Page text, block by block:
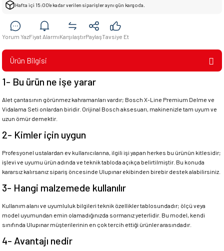
Hafta içi 15:00’e kadar verilen siparişler aynı gün kargoda.
Yorum YazFiyat AlarmıKarşılaştırPaylaşTavsiye Et
Ürün Bilgisi
1- Bu ürün ne işe yarar
Alet çantasının görünmez kahramanları vardır; Bosch X-Line Premium Delme ve
Vidalama Seti onlardan biridir. Orijinal Bosch aksesuarı, makinenizle tam uyum ve
uzun ömür demektir.
2- Kimler için uygun
Profesyonel ustalardan ev kullanıcılarına, ilgili işi yapan herkes bu ürünün kitlesidir;
işlevi ve uyumu ürün adında ve teknik tabloda açıkça belirtilmiştir. Bu konuda
kararsız kalırsanız sipariş öncesinde Ulupınar ekibinden birebir destek alabilirsiniz.
3- Hangi malzemede kullanılır
Kullanım alanı ve uyumluluk bilgileri teknik özellikler tablosundadır; ölçü veya
model uyumundan emin olamadığınızda sormanız yeterlidir. Bu model, kendi
sınıfında Ulupınar müşterilerinin en çok tercih ettiği ürünler arasındadır.
4- Avantajı nedir